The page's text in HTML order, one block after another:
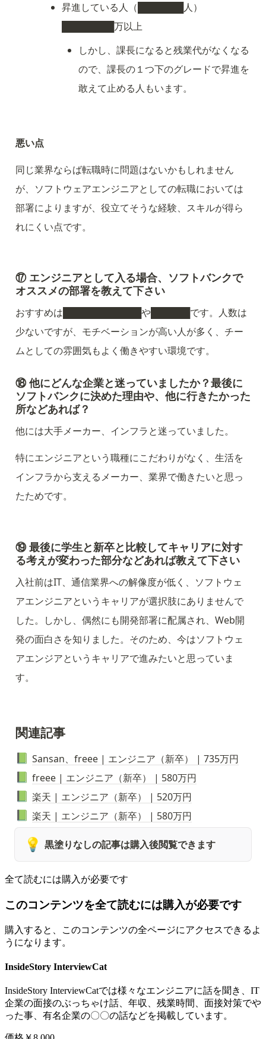
昇進している人（███████人）
████████万以上
しかし、課長になると残業代がなくなる
ので、課長の１つ下のグレードで昇進を
敢えて止める人もいます。
悪い点
同じ業界ならば転職時に問題はないかもしれません
が、ソフトウェアエンジニアとしての転職においては
部署によりますが、役立てそうな経験、スキルが得ら
れにくい点です。
⑰ エンジニアとして入る場合、ソフトバンクで
オススメの部署を教えて下さい
おすすめは████████████や██████です。人数は
少ないですが、モチベーションが高い人が多く、チー
ムとしての雰囲気もよく働きやすい環境です。
⑱ 他にどんな企業と迷っていましたか？最後に
ソフトバンクに決めた理由や、他に行きたかった
所などあれば？
他には大手メーカー、インフラと迷っていました。
特にエンジニアという職種にこだわりがなく、生活を
インフラから支えるメーカー、業界で働きたいと思っ
たためです。
⑲ 最後に学生と新卒と比較してキャリアに対す
る考えが変わった部分などあれば教えて下さい
入社前はIT、通信業界への解像度が低く、ソフトウェ
アエンジニアというキャリアが選択肢にありませんで
した。しかし、偶然にも開発部署に配属され、Web開
発の面白さを知りました。そのため、今はソフトウェ
アエンジアというキャリアで進みたいと思っていま
す。
関連記事
Sansan、freee | エンジニア（新卒） | 735万円
freee | エンジニア（新卒） | 580万円
楽天 | エンジニア（新卒） | 520万円
楽天 | エンジニア（新卒） | 580万円
💡 黒塗りなしの記事は購入後閲覧できます
全て読むには購入が必要です
このコンテンツを全て読むには購入が必要です
購入すると、このコンテンツの全ページにアクセスできるよ
うになります。
InsideStory InterviewCat
InsideStory InterviewCatでは様々なエンジニアに話を聞き、IT
企業の面接のぶっちゃけ話、年収、残業時間、面接対策でや
った事、有名企業の〇〇の話などを掲載しています。